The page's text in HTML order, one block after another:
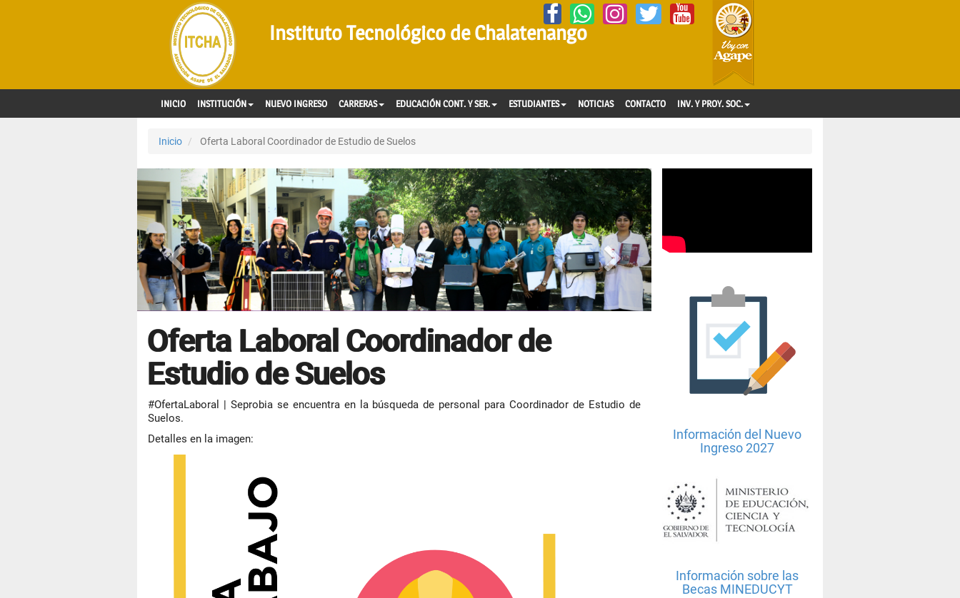
Instituto Tecnológico de Chalatenango
INICIO INSTITUCIÓN NUEVO INGRESO CARRERAS EDUCACIÓN CONT. Y SER. ESTUDIANTES NOTICIAS CONTACTO INV. Y PROY. SOC.
Inicio Oferta Laboral Coordinador de Estudio de Suelos
Oferta Laboral Coordinador de
Estudio de Suelos
#OfertaLaboral | Seprobia se encuentra en la búsqueda de personal para Coordinador de Estudio de
Suelos.
Detalles en la imagen:
Información del Nuevo
Ingreso 2027
Información sobre las
Becas MINEDUCYT